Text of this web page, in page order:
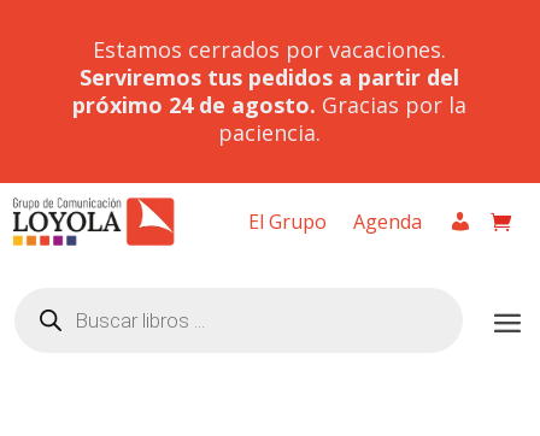
Estamos cerrados por vacaciones.
Serviremos tus pedidos a partir del
próximo 24 de agosto. Gracias por la
paciencia.
El Grupo Agenda
productos